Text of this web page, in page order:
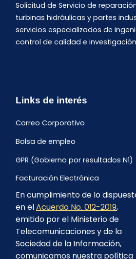
Solicitud de Servicio de
turbinas hidráulicas y partes
servicios especializados de
control de calidad e investigación
Links de interés
Correo Corporativo
Bolsa de empleo
GPR (Gobierno por resultados N1)
Facturación Electrónica
Archivo Histórico de Facturación
Portal Ambiental y Social
Proyecto Geotérmico Chachimbiro
Contratación consultoría
En cumplimiento de lo
en elAcuerdo No. 012-2019,
emitido por el Ministerio de
Telecomunicaciones y de la
Sociedad de la Información,
comunicamos nuestra política